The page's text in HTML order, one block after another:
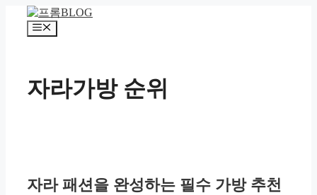
메
자라가방 순위
자라 패션을 완성하는 필수 가방 추천